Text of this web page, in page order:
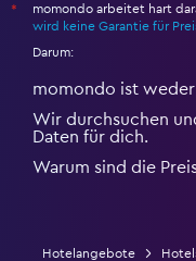
*
momondo arbeitet hart
wird keine Garantie für
Darum:
momondo ist
Wir durchsuchen
Daten für dich.
Warum sind die
Hotelangebote